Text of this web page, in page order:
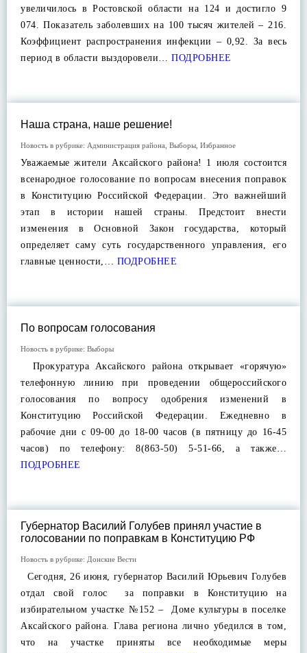
увеличилось в Ростовской области на 124 и достигло 9
074. Показатель заболевших на 100 тысяч жителей – 216.
Коэффициент распространения инфекции – 0,92. За весь
период в области выздоровели… ПОДРОБНЕЕ
Наша страна, наше решение!
Новость в рубрике: Администрация района Выборы Избранное
Уважаемые жители Аксайского района! 1 июля состоится
всенародное голосование по вопросам внесения поправок
в Конституцию Российской Федерации. Это важнейший
этап в истории нашей страны. Предстоит внести
изменения в Основной Закон государства, который
определяет саму суть государственного управления, его
главные ценности,… ПОДРОБНЕЕ
По вопросам голосования
Новость в рубрике: Выборы
Прокуратура Аксайского района открывает «горячую»
телефонную линию при проведении общероссийского
голосования по вопросу одобрения изменений в
Конституцию Российской Федерации. Ежедневно в
рабочие дни с 09-00 до 18-00 часов (в пятницу до 16-45
часов) по телефону: 8(863-50) 5-51-66, а также…
ПОДРОБНЕЕ
Губернатор Василий Голубев принял участие в
голосовании по поправкам в Конституцию РФ
Новость в рубрике: Донские Вести
Сегодня, 26 июня, губернатор Василий Юрьевич Голубев
отдал свой голос за поправки в Конституцию на
избирательном участке №152 – Доме культуры в поселке
Аксайского района. Глава региона лично убедился в том,
что на участке приняты все необходимые меры